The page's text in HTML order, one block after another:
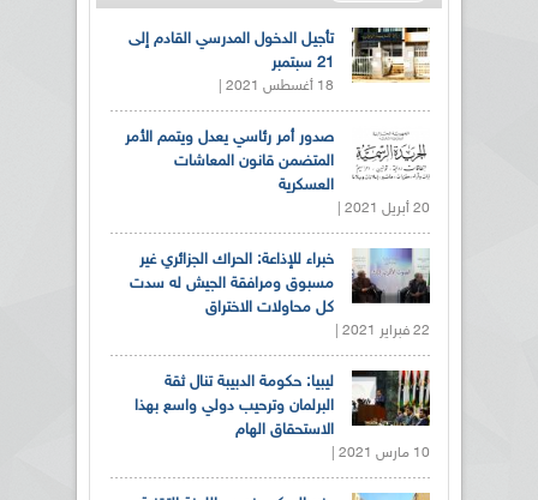
تأجيل الدخول المدرسي القادم إلى
21 سبتمبر
18 أغسطس 2021 |
صدور أمر رئاسي يعدل ويتمم الأمر
المتضمن قانون المعاشات
العسكرية
20 أبريل 2021 |
خبراء للإذاعة: الحراك الجزائري غير
مسبوق ومرافقة الجيش له سدت
كل محاولات الاختراق
22 فبراير 2021 |
ليبيا: حكومة الدبيبة تنال ثقة
البرلمان وترحيب دولي واسع بهذا
الاستحقاق الهام
10 مارس 2021 |